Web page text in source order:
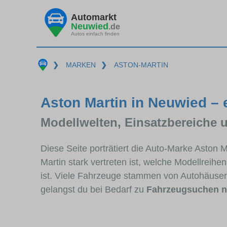
Automarkt
Neuwied.de
Autos einfach finden
❯ MARKEN ❯ ASTON-MARTIN
Aston Martin in Neuwied –
Modellwelten, Einsatzbereiche
Diese Seite porträtiert die Auto-Marke Aston
Martin stark vertreten ist, welche
ist. Viele Fahrzeuge stammen von
gelangst du bei Bedarf zu Fahrzeugsuchen